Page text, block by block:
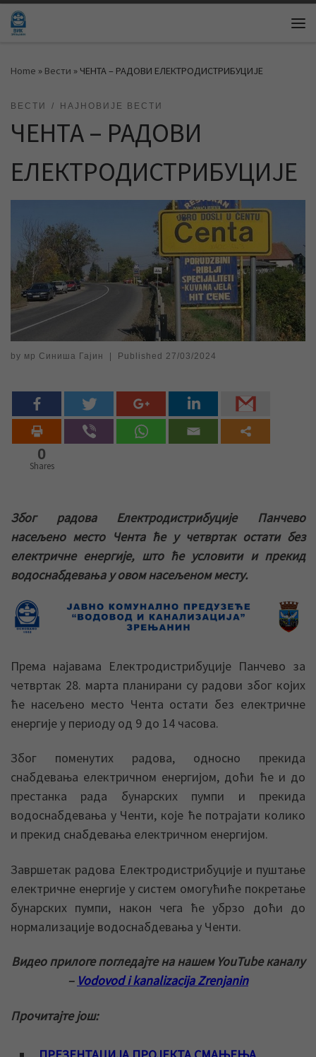
Skip to content
Home » Вести » ЧЕНТА – РАДОВИ ЕЛЕКТРОДИСТРИБУЦИЈЕ
ВЕСТИ НАЈНОВИЈЕ ВЕСТИ
ЧЕНТА – РАДОВИ
ЕЛЕКТРОДИСТРИБУЦИЈЕ
by мр Синиша Гајин Published 27/03/2024
0
Shares
Због радова Електродистрибуције Панчево
насељено место Чента ће у четвртак остати без
електричне енергије, што ће условити и прекид
водоснабдевања у овом насељеном месту.
Према најавама Електродистрибуције Панчево за
четвртак 28. марта планирани су радови због којих
ће насељено место Чента остати без електричне
енергије у периоду од 9 до 14 часова.
Због поменутих радова, односно прекида
снабдевања електричном енергијом, доћи ће и до
престанка рада бунарских пумпи и прекида
водоснабдевања у Ченти, које ће потрајати колико
и прекид снабдевања електричном енергијом.
Завршетак радова Електродистрибуције и пуштање
електричне енергије у систем омогућиће покретање
бунарских пумпи, након чега ће убрзо доћи до
нормализације водоснабдевања у Ченти.
Видео прилоге погледајте на нашем YouTube каналу
– Vodovod i kanalizacija Zrenjanin
Прочитајте још: